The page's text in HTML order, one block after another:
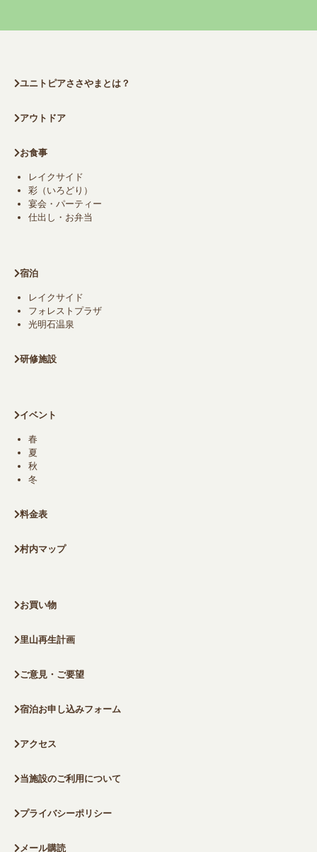
ユニトピアささやまとは？
アウトドア
お食事
レイクサイド
彩（いろどり）
宴会・パーティー
仕出し・お弁当
宿泊
レイクサイド
フォレストプラザ
光明石温泉
研修施設
イベント
春
夏
秋
冬
料金表
村内マップ
お買い物
里山再生計画
ご意見・ご要望
宿泊お申し込みフォーム
アクセス
当施設のご利用について
プライバシーポリシー
メール購読